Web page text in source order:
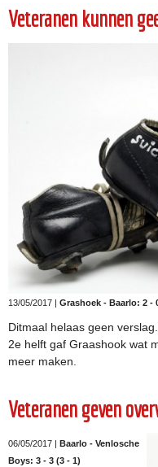
Veteranen kunnen
13/05/2017 | Grashoek - Baarlo: 2 -
Ditmaal helaas geen
2e helft gaf Graashook wat
meer maken.
Veteranen geven
06/05/2017 | Baarlo - Venlosche
Boys: 3 - 3 (3 - 1)